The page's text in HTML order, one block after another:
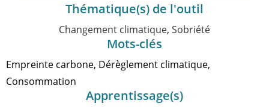
Thématique(s) de l'outil
Changement climatique, Sobriété
Mots-clés
Empreinte carbone, Dérèglement climatique,
Consommation
Apprentissage(s)